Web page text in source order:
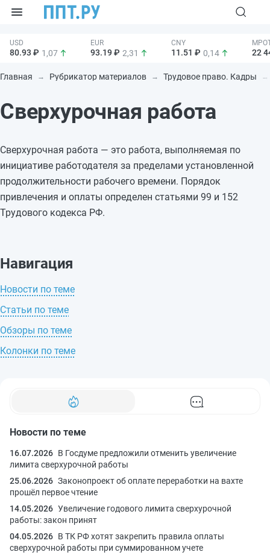
80.93 ₽ 1,07 93.19 ₽ 2,31 11.51 ₽ 0,14 22
Главная Рубрикатор материалов Трудовое право. Кадры
Сверхурочная работа
Сверхурочная работа — это работа, выполняемая по
инициативе работодателя за пределами установленной
продолжительности рабочего времени. Порядок
привлечения и оплаты определен статьями 99 и 152
Трудового кодекса РФ.
Новости по теме
16.07.2026 В Госдуме предложили отменить увеличение
лимита сверхурочной работы
25.06.2026 Законопроект об оплате переработки на вахте
прошёл первое чтение
14.05.2026 Увеличение годового лимита сверхурочной
работы: закон принят
04.05.2026 В ТК РФ хотят закрепить правила оплаты
сверхурочной работы при суммированном учете
Навигация
Новости по теме
Статьи по теме
Обзоры по теме
Колонки по теме